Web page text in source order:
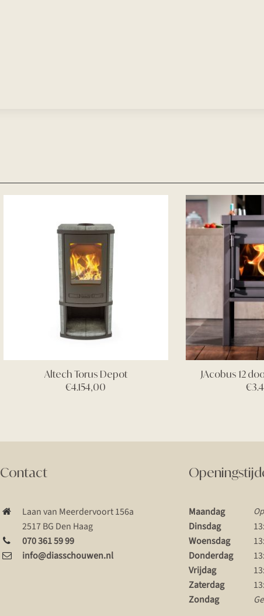
Altech Torus Depot
€4.154,00
JAcobus 12
€
Contact
Laan van Meerdervoort 156a
2517 BG Den Haag
070 361 59 99
info@diasschouwen.nl
Maandag
Dinsdag
Woensdag
Donderdag
Vrijdag
Zaterdag
Zondag